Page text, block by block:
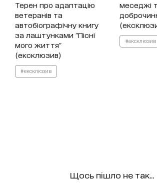
Терен про адаптацію
ветеранів та
автобіографічну книгу
за лаштунками "Пісні
мого життя"
(ексклюзив)
#ексклюзив
меседжі
#ексклюзив
Щось пішло не так...